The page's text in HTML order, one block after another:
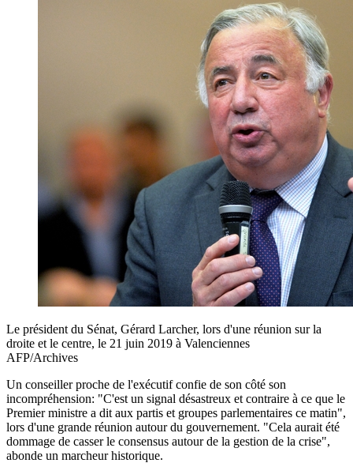
Le président du Sénat, Gérard Larcher, lors d'une réunion sur la
droite et le centre, le 21 juin 2019 à Valenciennes
AFP/Archives
Un conseiller proche de l'exécutif confie de son côté son
incompréhension: "C'est un signal désastreux et contraire à ce que le
Premier ministre a dit aux partis et groupes parlementaires ce matin",
lors d'une grande réunion autour du gouvernement. "Cela aurait été
dommage de casser le consensus autour de la gestion de la crise",
abonde un marcheur historique.